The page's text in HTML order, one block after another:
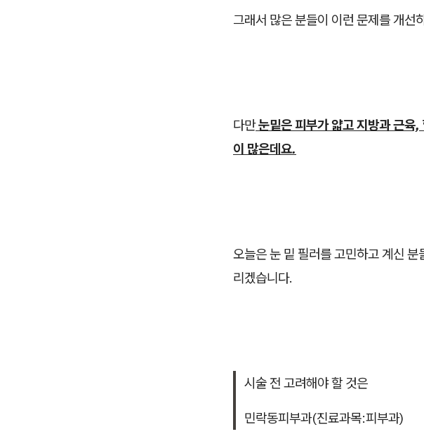
그래서 많은 분들이 이런 문제를 개선
다만눈밑은 피부가 얇고 지방과 근육,
이 많은데요.
오늘은 눈 밑 필러를 고민하고 계신
리겠습니다.
시술 전 고려해야 할 것은
민락동피부과(진료과목:피부과)